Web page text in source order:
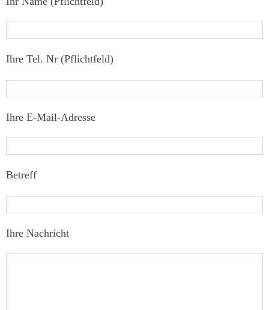
Ihre Tel. Nr (Pflichtfeld)
Ihre E-Mail-Adresse
Betreff
Ihre Nachricht